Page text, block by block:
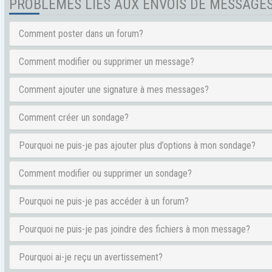
PROBLÈMES LIÉS AUX ENVOIS DE
Comment poster dans un forum?
Comment modifier ou supprimer un message?
Comment ajouter une signature à mes messages?
Comment créer un sondage?
Pourquoi ne puis-je pas ajouter plus d’options à mon sondage?
Comment modifier ou supprimer un sondage?
Pourquoi ne puis-je pas accéder à un forum?
Pourquoi ne puis-je pas joindre des fichiers à mon message?
Pourquoi ai-je reçu un avertissement?